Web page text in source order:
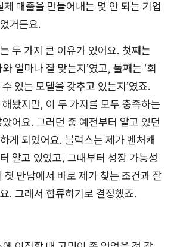
매출을 만들어내는 몇 안 되는 기업
거든요.
두 가지 큰 이유가 있어요. 첫째는
얼마나 잘 맞는지’였고, 둘째는 ‘회
있는 모델을 갖추고 있는지’였죠.
봤지만, 이 두 가지를 모두 충족하는
어요. 그러던 중 예전부터 알고 있던
게 되었어요. 블럭스는 제가 벤처캐
알고 있었고, 그때부터 성장 가능성
첫 만남에서 바로 제가 찾는 조건과 잘
. 그래서 합류하기로 결정했죠.